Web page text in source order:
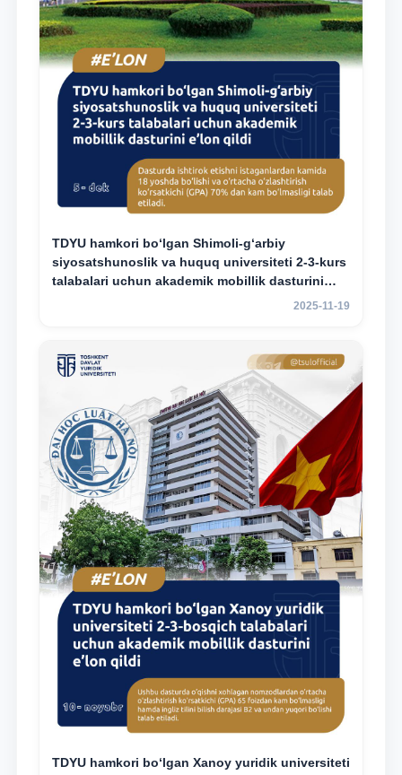
TDYU hamkori bo‘lgan Shimoli-g‘arbiy
siyosatshunoslik va huquq universiteti 2-3-kurs
talabalari uchun akademik mobillik dasturini
2025-11-19
TDYU hamkori bo‘lgan Xanoy yuridik universiteti